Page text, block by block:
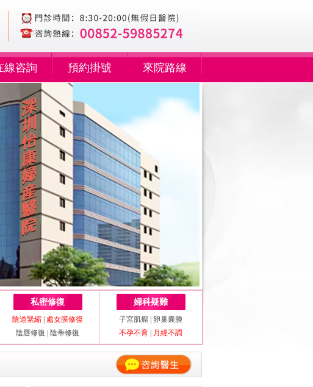
線咨詢 預約掛號 來院路線
私密修復
陰道緊縮
處女膜修復
陰唇修復
陰蒂修復
婦科疑難
子宮肌瘤
卵巢囊腫
不孕不育
月經不調